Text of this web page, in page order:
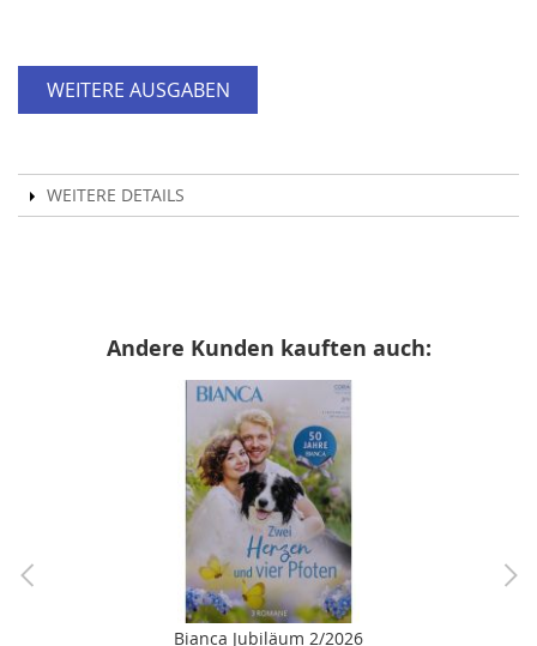
WEITERE AUSGABEN
WEITERE DETAILS
Andere Kunden kauften auch:
Bianca Jubiläum 2/2026